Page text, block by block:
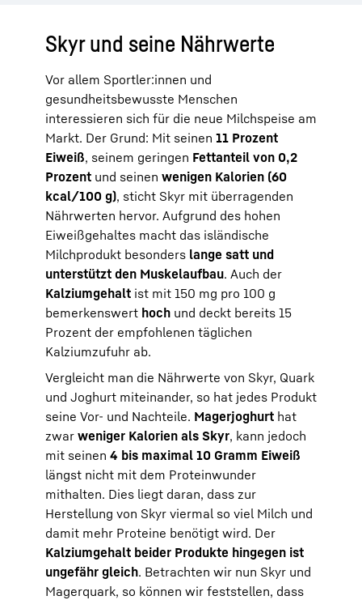
Skyr und seine Nährwerte
Vor allem Sportler:innen und
gesundheitsbewusste Menschen
interessieren sich für die neue Milchspeise am
Markt. Der Grund: Mit seinen 11 Prozent
Eiweiß, seinem geringen Fettanteil von 0,2
Prozent und seinen wenigen Kalorien (60
kcal/100 g), sticht Skyr mit überragenden
Nährwerten hervor. Aufgrund des hohen
Eiweißgehaltes macht das isländische
Milchprodukt besonders lange satt und
unterstützt den Muskelaufbau. Auch der
Kalziumgehalt ist mit 150 mg pro 100 g
bemerkenswert hoch und deckt bereits 15
Prozent der empfohlenen täglichen
Kalziumzufuhr ab.
Vergleicht man die Nährwerte von Skyr, Quark
und Joghurt miteinander, so hat jedes Produkt
seine Vor- und Nachteile. Magerjoghurt hat
zwar weniger Kalorien als Skyr, kann jedoch
mit seinen 4 bis maximal 10 Gramm Eiweiß
längst nicht mit dem Proteinwunder
mithalten. Dies liegt daran, dass zur
Herstellung von Skyr viermal so viel Milch und
damit mehr Proteine benötigt wird. Der
Kalziumgehalt beider Produkte hingegen ist
ungefähr gleich. Betrachten wir nun Skyr und
Magerquark, so können wir feststellen, dass